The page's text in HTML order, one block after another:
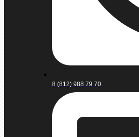
8 (812) 988 79 70